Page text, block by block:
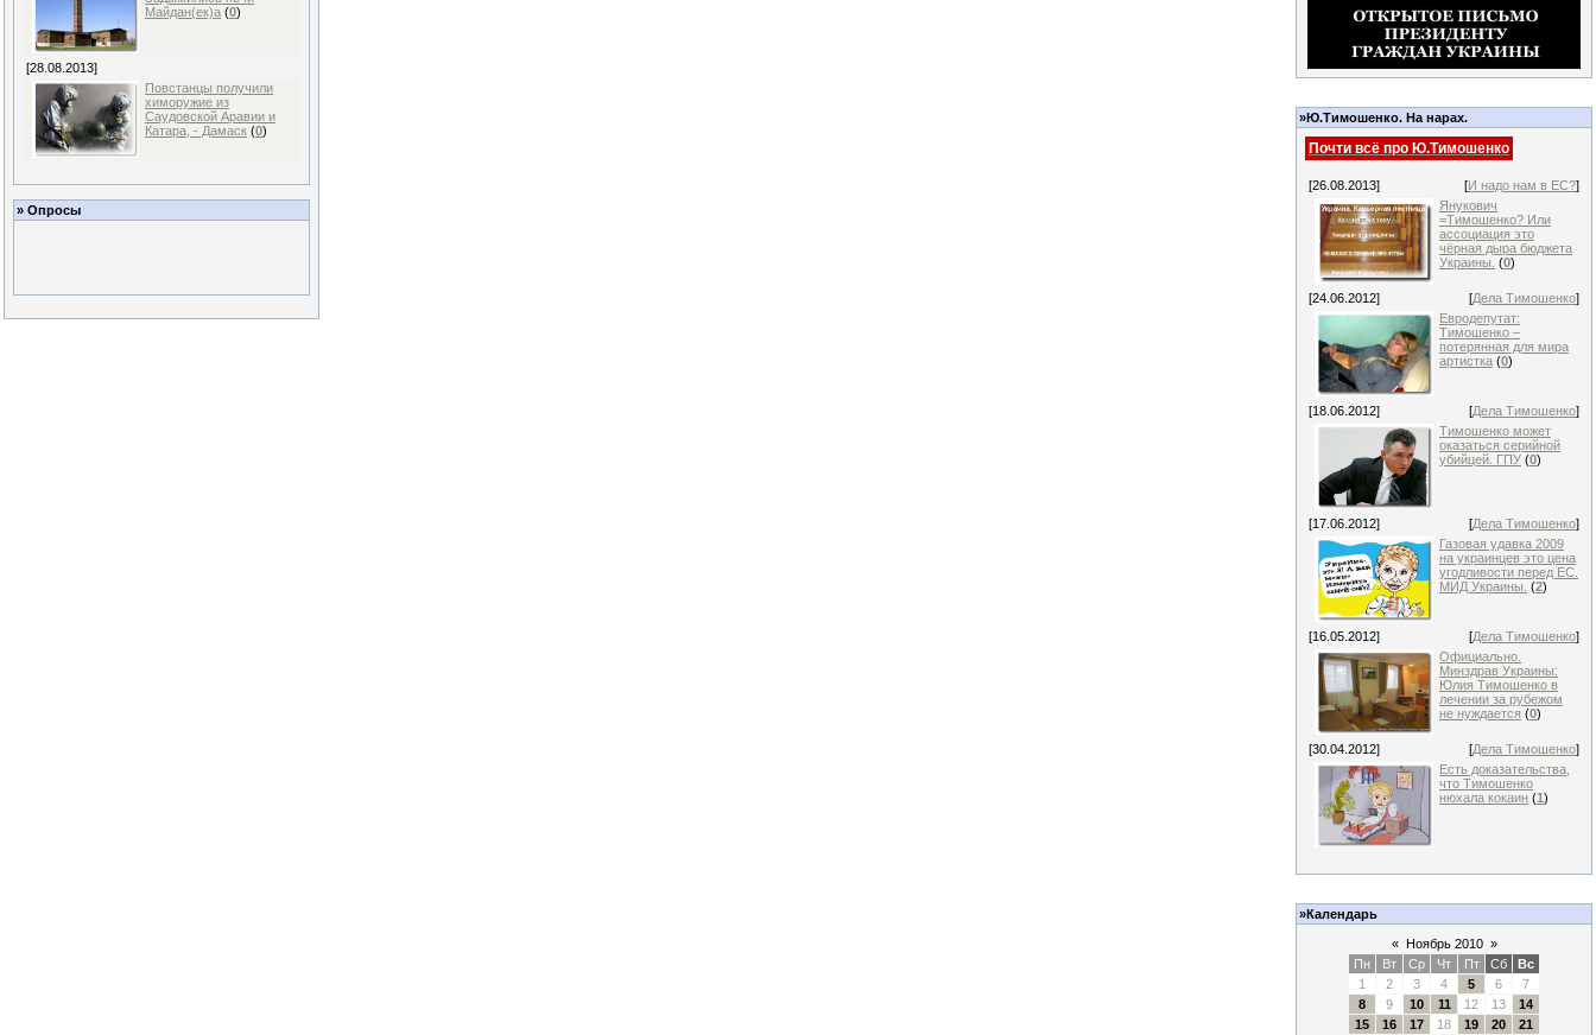
Майдан(ек)а (0)
[28.08.2013]
Повстанцы получили
химоружие из
Саудовской Аравии и
Катара, - Дамаск (0)
» Опросы
»Ю.Тимошенко. На нарах.
Почти всё про Ю.Тимошенко
[26.08.2013] [И надо нам в ЕС?]
Янукович
=Тимошенко? Или
ассоциация это
чёрная дыра бюджета
Украины. (0)
[24.06.2012] [Дела Тимошенко]
Евродепутат:
Тимошенко –
потерянная для мира
артистка (0)
[18.06.2012] [Дела Тимошенко]
Тимошенко может
оказаться серийной
убийцей. ГПУ (0)
[17.06.2012] [Дела Тимошенко]
Газовая удавка 2009
на украинцев это цена
угодливости перед ЕС.
МИД Украины. (2)
[16.05.2012] [Дела Тимошенко]
Официально.
Минздрав Украины:
Юлия Тимошенко в
лечении за рубежом
не нуждается (0)
[30.04.2012] [Дела Тимошенко]
Есть доказательства,
что Тимошенко
нюхала кокаин (1)
»Календарь
« Ноябрь 2010 »
Пн
Вт Ср Чт Пт Сб
Вс
1
2 3 4 5 6
7
8
9 10 11 12 13
14
15
16 17 18 19 20 21